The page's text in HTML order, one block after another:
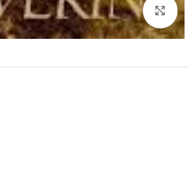
Click to enlarge